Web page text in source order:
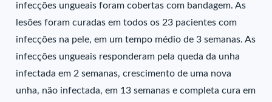
infecções ungueais foram cobertas com bandagem. As
lesões foram curadas em todos os 23 pacientes com
infecções na pele, em um tempo médio de 3 semanas. As
infecções ungueais responderam pela queda da unha
infectada em 2 semanas, crescimento de uma nova
unha, não infectada, em 13 semanas e completa cura em